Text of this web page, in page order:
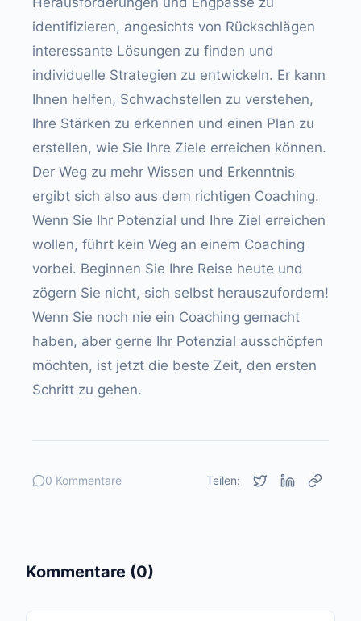
identifizieren, angesichts von Rückschlägen
interessante Lösungen zu finden und
individuelle Strategien zu entwickeln. Er kann
Ihnen helfen, Schwachstellen zu verstehen,
Ihre Stärken zu erkennen und einen Plan zu
erstellen, wie Sie Ihre Ziele erreichen können.
Der Weg zu mehr Wissen und Erkenntnis
ergibt sich also aus dem richtigen Coaching.
Wenn Sie Ihr Potenzial und Ihre Ziel erreichen
wollen, führt kein Weg an einem Coaching
vorbei. Beginnen Sie Ihre Reise heute und
zögern Sie nicht, sich selbst herauszufordern!
Wenn Sie noch nie ein Coaching gemacht
haben, aber gerne Ihr Potenzial ausschöpfen
möchten, ist jetzt die beste Zeit, den ersten
Schritt zu gehen.
0 Kommentare Teilen:
Kommentare (0)